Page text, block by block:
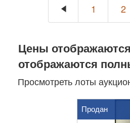
1 2
Цены
отображаются
Просмотреть лоты
Продан